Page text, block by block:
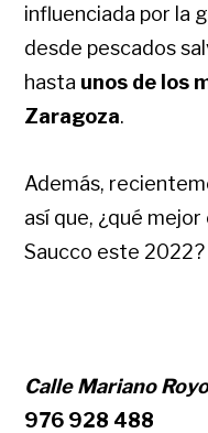
influenciada por la
desde pescados
hasta unos de los
Zaragoza.
Además,
así que, ¿qué
Saucco este 2022?
Calle Mariano
976 928 488